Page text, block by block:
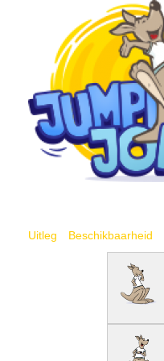
Uitleg Beschikbaarheid